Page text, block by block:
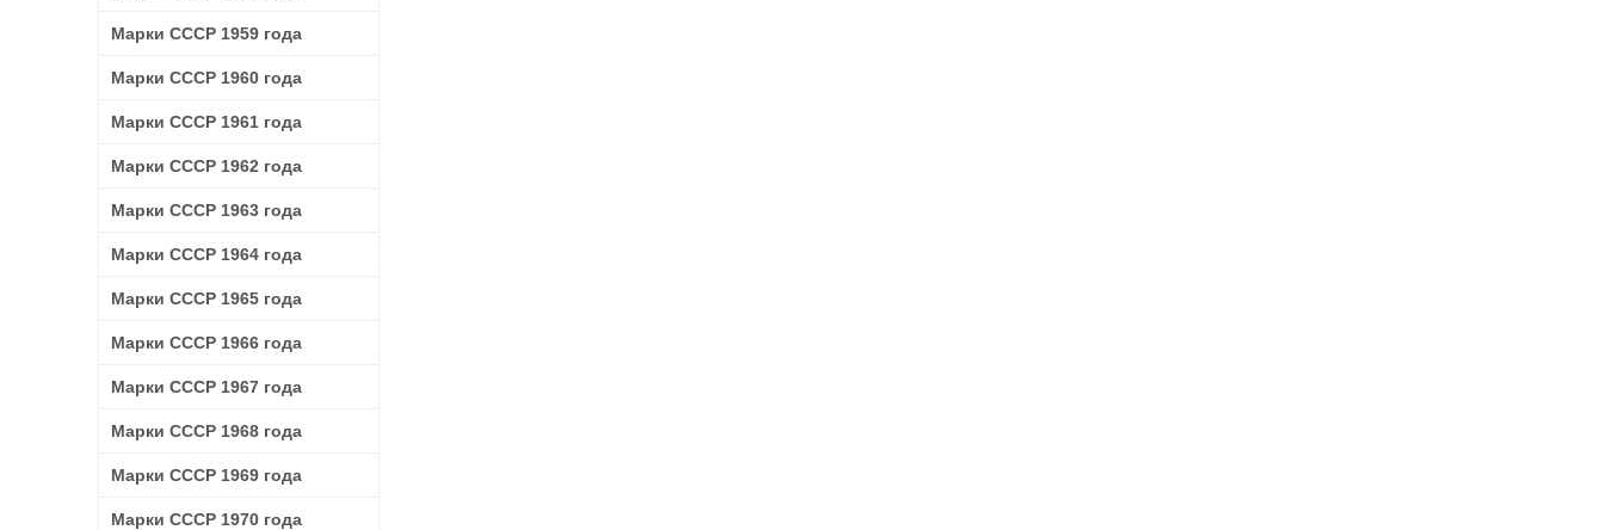
Марки СССР 1959 года
Марки СССР 1960 года
Марки СССР 1961 года
Марки СССР 1962 года
Марки СССР 1963 года
Марки СССР 1964 года
Марки СССР 1965 года
Марки СССР 1966 года
Марки СССР 1967 года
Марки СССР 1968 года
Марки СССР 1969 года
Марки СССР 1970 года